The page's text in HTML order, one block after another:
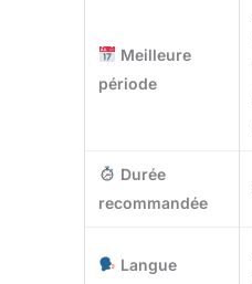
Meilleure
période
Durée
recommandée
Langue